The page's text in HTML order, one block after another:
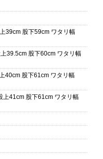
39cm 股下59cm ワタリ幅
39.5cm 股下60cm ワタリ幅
40cm 股下61cm ワタリ幅
上41cm 股下61cm ワタリ幅